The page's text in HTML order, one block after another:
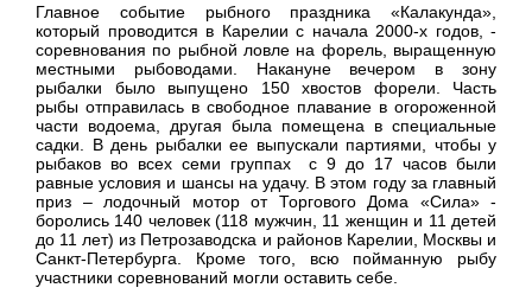
Главное событие рыбного праздника «Калакунда»,
который проводится в Карелии с начала 2000-х годов, -
соревнования по рыбной ловле на форель, выращенную
местными рыбоводами. Накануне вечером в зону
рыбалки было выпущено 150 хвостов форели. Часть
рыбы отправилась в свободное плавание в огороженной
части водоема, другая была помещена в специальные
садки. В день рыбалки ее выпускали партиями, чтобы у
рыбаков во всех семи группах с 9 до 17 часов были
равные условия и шансы на удачу. В этом году за главный
приз – лодочный мотор от Торгового Дома «Сила» -
боролись 140 человек (118 мужчин, 11 женщин и 11 детей
до 11 лет) из Петрозаводска и районов Карелии, Москвы и
Санкт-Петербурга. Кроме того, всю пойманную рыбу
участники соревнований могли оставить себе.